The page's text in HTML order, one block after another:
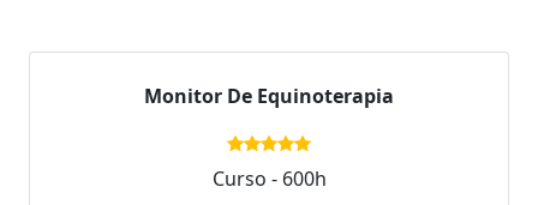
Monitor De Equinoterapia
Curso - 600h